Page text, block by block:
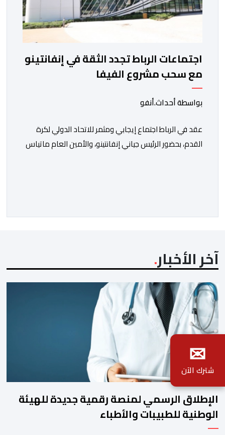
اجتماعات الرباط تجدد الثقة في إنفانتينو
مع سحب مشروع الفيفا
بواسطة أحداث.أنفو
عقد في الرباط اجتماع إيجابي ومثمر للاتحاد الدولي لكرة
القدم، بحضور الرئيس جياني إنفانتينو، والأمين العام ماتياس
المسؤول الوحيد المباشر والمنتخب من قِبل 211 اتحادا […]
آخر الأخبار
الإطلاق الرسمي لمنصة رقمية جديدة للهيئة
الوطنية للطبيبات والأطباء
✉
شترك الآن